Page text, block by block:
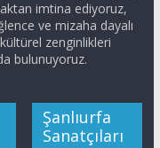
imtina ediyoruz,
ve mizaha dayalı
zenginlikleri
bulunuyoruz.
Şanlıurfa
Sanatçıları